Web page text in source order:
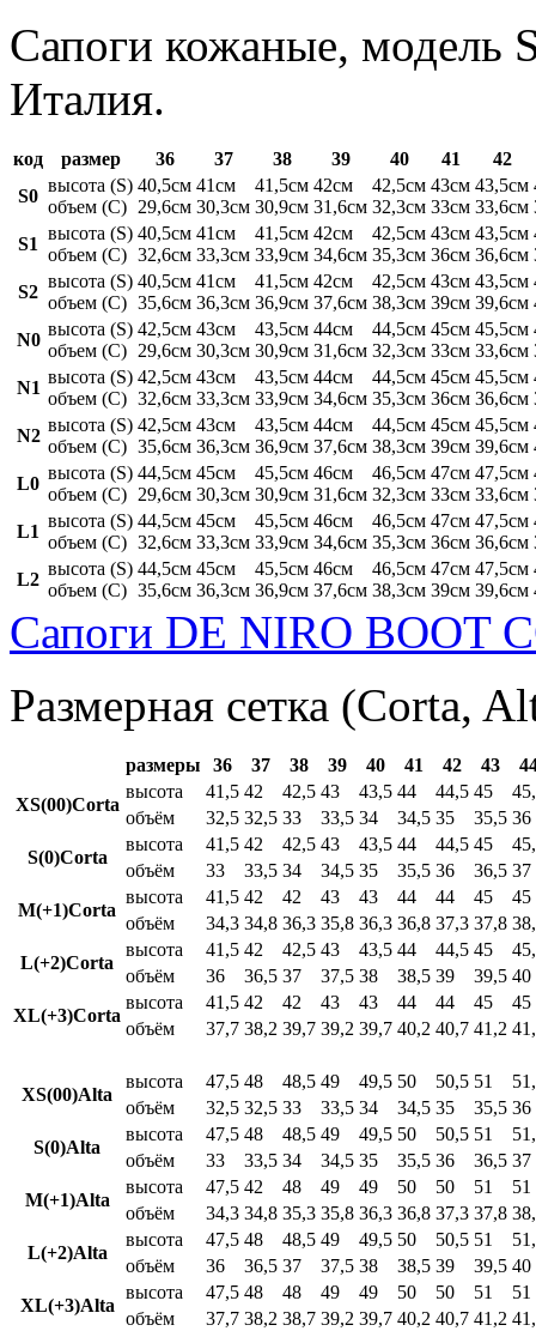
Сапоги кожаные, модель
Италия.
код размер 36 37 38 39 40 41
42
S0
высота (S)
объем (C)
40,5см
29,6см
41см
30,3см
41,5см
30,9см
42см
31,6см
42,5см
32,3см
43см
33см
43,5см
33,6см
S1
высота (S)
объем (C)
40,5см
32,6см
41см
33,3см
41,5см
33,9см
42см
34,6см
42,5см
35,3см
43см
36см
43,5см
36,6см
S2
высота (S)
объем (C)
40,5см
35,6см
41см
36,3см
41,5см
36,9см
42см
37,6см
42,5см
38,3см
43см
39см
43,5см
39,6см
N0
высота (S)
объем (C)
42,5см
29,6см
43см
30,3см
43,5см
30,9см
44см
31,6см
44,5см
32,3см
45см
33см
45,5см
33,6см
N1
высота (S)
объем (C)
42,5см
32,6см
43см
33,3см
43,5см
33,9см
44см
34,6см
44,5см
35,3см
45см
36см
45,5см
36,6см
N2
высота (S)
объем (C)
42,5см
35,6см
43см
36,3см
43,5см
36,9см
44см
37,6см
44,5см
38,3см
45см
39см
45,5см
39,6см
L0
высота (S)
объем (C)
44,5см
29,6см
45см
30,3см
45,5см
30,9см
46см
31,6см
46,5см
32,3см
47см
33см
47,5см
33,6см
L1
высота (S)
объем (C)
44,5см
32,6см
45см
33,3см
45,5см
33,9см
46см
34,6см
46,5см
35,3см
47см
36см
47,5см
36,6см
L2
высота (S)
объем (C)
44,5см
35,6см
45см
36,3см
45,5см
36,9см
46см
37,6см
46,5см
38,3см
47см
39см
47,5см
39,6см
Сапоги DE NIRO BOOT
Размерная сетка (Corta,
размеры 36 37 38 39 40 41 42 43
XS(00)Corta
высота 41,5 42 42,5 43 43,5 44 44,5 45
объём
32,5 32,5 33 33,5 34 34,5 35 35,5 36
S(0)Corta
высота 41,5 42 42,5 43 43,5 44 44,5 45
объём
33 33,5 34 34,5 35 35,5 36 36,5 37
M(+1)Corta
высота 41,5 42 42 43 43 44 44 45
45
объём
34,3 34,8 36,3 35,8 36,3 36,8 37,3 37,8
L(+2)Corta
высота 41,5 42 42,5 43 43,5 44 44,5 45
объём
36 36,5 37 37,5 38 38,5 39 39,5 40
XL(+3)Corta
высота 41,5 42 42 43 43 44 44 45
45
объём
37,7 38,2 39,7 39,2 39,7 40,2 40,7 41,2
XS(00)Alta
высота 47,5 48 48,5 49 49,5 50 50,5 51
объём
32,5 32,5 33 33,5 34 34,5 35 35,5 36
S(0)Alta
высота 47,5 48 48,5 49 49,5 50 50,5 51
объём
33 33,5 34 34,5 35 35,5 36 36,5 37
M(+1)Alta
высота 47,5 42 48 49 49 50 50 51
51
объём
34,3 34,8 35,3 35,8 36,3 36,8 37,3 37,8
L(+2)Alta
высота 47,5 48 48,5 49 49,5 50 50,5 51
объём
36 36,5 37 37,5 38 38,5 39 39,5 40
XL(+3)Alta
высота 47,5 48 48 49 49 50 50 51
51
объём
37,7 38,2 38,7 39,2 39,7 40,2 40,7 41,2